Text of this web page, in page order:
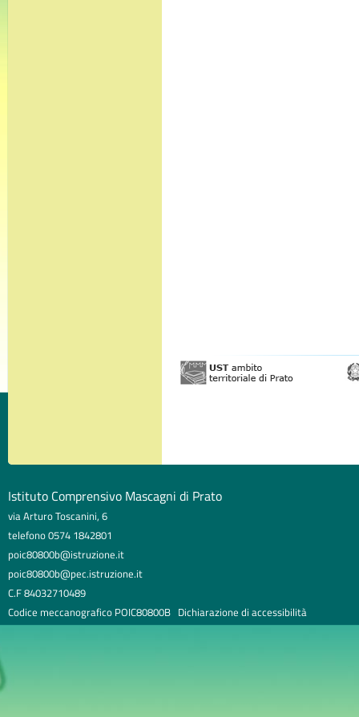
Istituto Comprensivo Mascagni di Prato
via Arturo Toscanini, 6
telefono 0574 1842801
poic80800b@istruzione.it
poic80800b@pec.istruzione.it
C.F 84032710489
Codice meccanografico POIC80800B Dichiarazione di accessibilità